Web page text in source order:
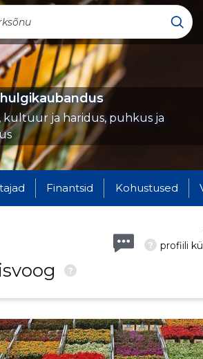
kultuur ja haridus, puhkus ja
Finantsid Kohustused
?
? profiili